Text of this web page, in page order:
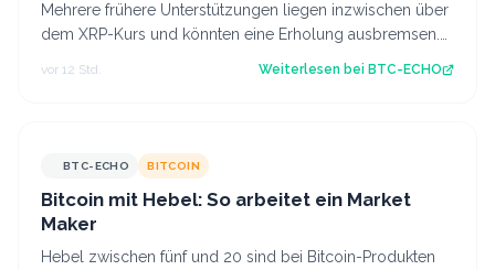
Mehrere frühere Unterstützungen liegen inzwischen über
dem XRP-Kurs und könnten eine Erholung ausbremsen.
Nun kommt es darauf an, ob diese Z…
vor 12 Std. Weiterlesen bei BTC-ECHO
BTC-ECHO BITCOIN
Bitcoin mit Hebel: So arbeitet ein Market
Maker
Hebel zwischen fünf und 20 sind bei Bitcoin-Produkten